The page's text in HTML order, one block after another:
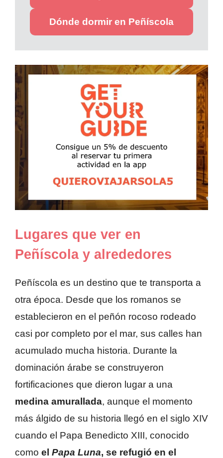
Dónde dormir en Peñíscola
Lugares que ver en
Peñíscola y alrededores
Peñíscola es un destino que te transporta a
otra época. Desde que los romanos se
establecieron en el peñón rocoso rodeado
casi por completo por el mar, sus calles han
acumulado mucha historia. Durante la
dominación árabe se construyeron
fortificaciones que dieron lugar a una
medina amurallada, aunque el momento
más álgido de su historia llegó en el siglo XIV
cuando el Papa Benedicto XIII, conocido
como el Papa Luna, se refugió en el